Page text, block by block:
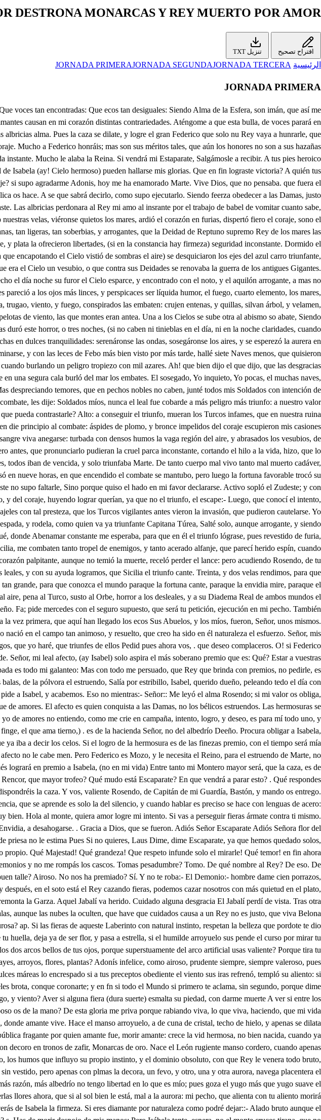
DESTRONA MONARCAS Y REY MUERTO POR AMOR
اقتراح تصحيح تنزيل TXT
الرئيسية JORNADA PRIMERAJORNADA SEGUNDAJORNADA TERCERA
JORNADA PRIMERA
a más peligro más triunfo: a nuestro valor constante no ceden los elementos? no se han rendido los mares? Pues quien todo el mundo vence que hay que pueda contrastarle? Alto: a conseguir el triunfo, mueran los Turcos infames, que en nuestra ruina quieren fundar sus felicidades. Esto dije; y disparando un tiro, que promúlgase la Batalla, fue su estruendo, quien die principio al combate: áspides de plomo, y bronce impelidos del coraje escupieron mis casiones contra el Turco, que arrogante, en despique de la ofensa vomito sin alentarse muertas llamas, que pudieron, en sangre viva anegarse: turbada con densos humos la vaga región del aire, y abrasados los vesubios, de Neptuno los cristales, dudaron los Elementos la situación, que les cabe. Muerto soy a decir iban, los Soldados, pero antes, que pronunciarlo pudieran la cruel parca inconstante, cortando el hilo a la vida, hizo, que lo sincopasen. Todo fue horror, todo susto, todo odio, todo coraje, todo rencor, todo rabia, todo guerra, nada paces, todos iban de vencida, y solo triunfaba Marte. De tanto cuerpo mal vivo tanto mal muerto cadáver, fue sepulcro el mar terreno, y casi llegó a jactarse, de que sus sensibles peces, trocar supo en racionales. Esto pasó en nueve horas, en que encendido el combate se mantubo, pero luego la fortuna favorable trocó su seño furioso en alagueño semblante. Mudó posesión el Turco, y se retiró cobarde, no por falta de valor, que este no supo faltarle, Sino porque quiso el hado en mi favor declararse. Activo sopló el Zudeste; y con rafagas instables nubes de pólvora, y humo, arrebató hancia sus naves, conque ya dos veces ciegos del acaso, y del coraje, huyendo lograr querían, ya que no el triunfo, el escape:- Luego, que conocí el intento, mandé, que todas mis Naves hasta, que abordar pudiesex, las siguiesen el alcance, y saltar en los alarbes Bajeles con tal presteza, que los Turcos vigilantes antes vieron la invasión, que pudieron cautelarse. Yo entonces, casi corrido de que se me adelantasen al logro de la victoria mis Soldados, hecho un áspid, tomando espada, y rodela, como quien va ya triunfante Capitana Túrea, Salté solo, aunque arrogante, y siendo parca mi espada a tantos corto el estambre de la vida, que temí, en sangre Turca anegarme. Al árbol mayor llegué, donde Abenamar constante me esperaba, para que en él el triunfo lógrase, pues revestido de furia, tres heridas penetrantes le di, que fueren tres bocas, conque mis triuinfos aclamen: y al ir a decir victoria por Sicilia, me combaten tanto tropel de enemigos, y tanto acerado alfanje, que parecí herido espín, cuando sus flechas reparte. Rompióseme, a que mal tiempo, la espada, terrible lance: Aquí confieso, Señor, que el corazón palpitante, aunque no temió la muerte, receló perder el lance: pero acudiendo Rosendo, de tu Reino nuevo adlante, mostró a mi lado, que el solo vale por mil Capitanes. Advirtieron el peligro otros Soldados leales, y con su ayuda logramos, que Sicilia el triunfo cante. Treinta, y dos velas rendimos, para que a tus plantas reales sean tapete sus Lunas, y alfombra sus tafetanes. De sus Buques ni uno solo faltó en empresa tan grande, para que conozca el mundo paraque la fortuna cante, paraque la envidia mire, paraque el metal aclame, que Don Pedro de Sicilia sabrá poner arrogante, yugo al Sol, envidia al mar, freno al fuego, ley al aire, pena al Turco, susto al Orbe, horror a los desleales, y a su Diadema Real de ambos mundos el esmalte. A ser tedos cemo vos, jes Soldados de mi Reino, si mil mundos descubriere, de todos me hiciera dueño. Fa; pide mercedes con el seguro supuesto, que será tu petición, ejecución en mi pecho. También corren por mi cuenta los ascensos de Rosendo, que creo, que es sangre mía, y de su valor, y esfuerzo, no es esta la vez primera, que aquí han llegado los ecos Sus Abuelos, y los míos, fueron, Señor, unos mismos. De Teniente general su Padre servía al vuestro, y aunque murió en la Campaña vivirá su nombre eterno. Rosendo nació en el campo tan animoso, y resuelto, que creo ha sido en él naturaleza el esfuerzo. Señor, mis méritos son solo ser Soldado vuestro. Yo me doy por bien servido. Si tanta dicha merezco, vengan vengan enemigos, que yo haré, que triunfes de ellos Pedid pues ahora vos, . que deseo complaceros. O! si Federico oyera muchos gritos de mi afecto! O! sí me leyera el alma! Él se quedó boquiabierto. De que te suspendes? pide. Señor, mi leal afecto, (ay Isabel) solo aspira el más soberano premio que es: Qué? Estar a vuestras lplantas. Mal disimpla su intento. Yo si he de decir verdad de cortesía no entiendo, porque el ais zas de la espada es todo mi galanteo: Mas con todo me persuado, que Rey que brinda con premios, no pedirle, es desairar lo genero